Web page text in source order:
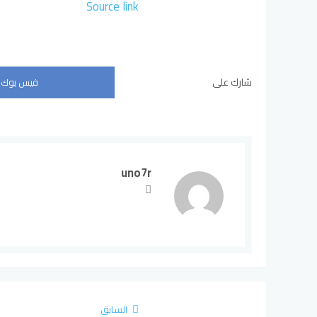
Source link
شارك على فيس بوك
uno7r
السابق